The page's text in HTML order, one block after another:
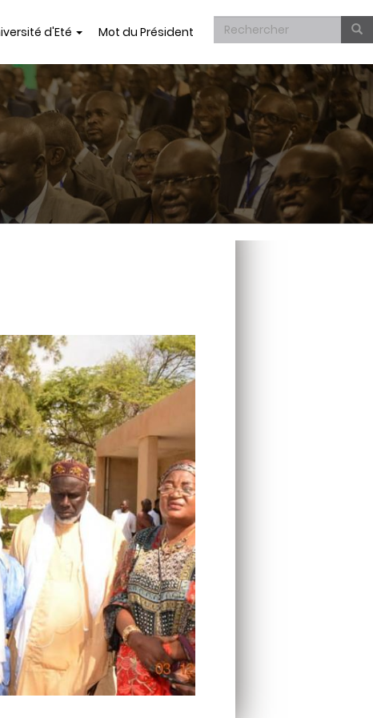
d'Eté Mot du Président Formulaire
de
recherche